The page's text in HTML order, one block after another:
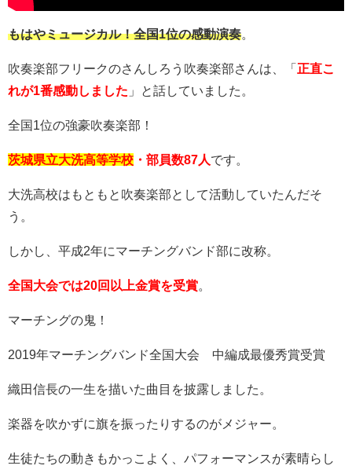
もはやミュージカル！全国1位の感動演奏。
吹奏楽部フリークのさんしろう吹奏楽部さんは、「 正直こ
れが1番感動しました 」と話していました。
全国1位の強豪吹奏楽部！
茨城県立大洗高等学校 ・部員数87人です。
大洗高校はもともと吹奏楽部として活動していたんだそ
う。
しかし、平成2年にマーチングバンド部に改称。
全国大会では20回以上金賞を受賞。
マーチングの鬼！
2019年マーチングバンド全国大会 中編成最優秀賞受賞
織田信長の一生を描いた曲目を披露しました。
楽器を吹かずに旗を振ったりするのがメジャー。
生徒たちの動きもかっこよく、パフォーマンスが素晴らし